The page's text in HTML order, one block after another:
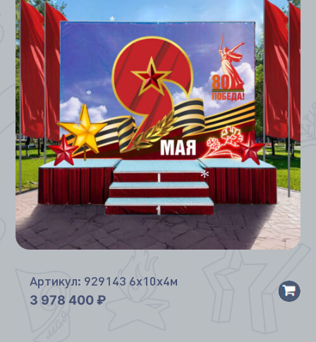
Артикул: 929143 6х10х4м
3 978 400 ₽
*
*
*